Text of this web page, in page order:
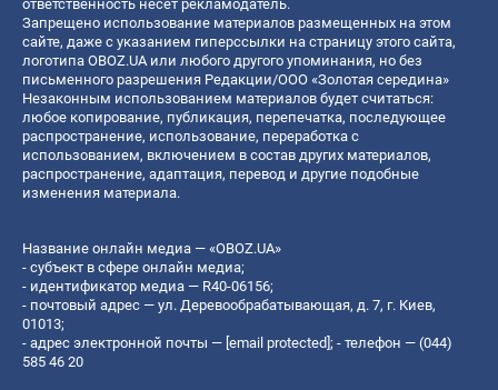
ответственность несет рекламодатель.
Запрещено использование материалов размещенных на этом
сайте, даже с указанием гиперссылки на страницу этого сайта,
логотипа OBOZ.UA или любого другого упоминания, но без
письменного разрешения Редакции/ООО «Золотая середина»
Незаконным использованием материалов будет считаться:
любое копирование, публикация, перепечатка, последующее
распространение, использование, переработка с
использованием, включением в состав других материалов,
распространение, адаптация, перевод и другие подобные
изменения материала.
Название онлайн медиа — «OBOZ.UA»
- субъект в сфере онлайн медиа;
- идентификатор медиа — R40-06156;
- почтовый адрес — ул. Деревообрабатывающая, д. 7, г. Киев,
01013;
- адрес электронной почты — [email protected] ; - телефон — (044)
585 46 20